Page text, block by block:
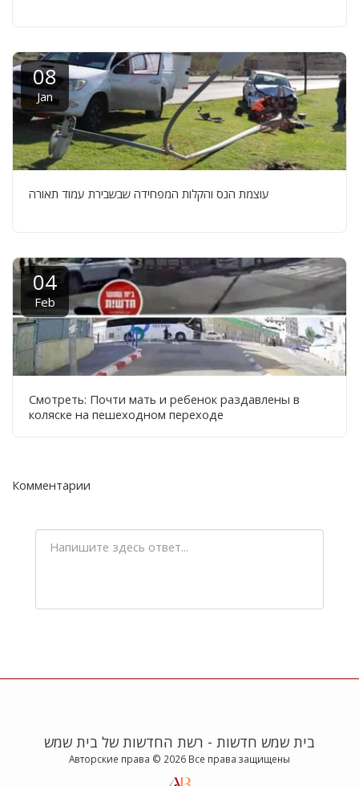
08
Jan
עוצמת הנס והקלות המפחידה שבשבירת עמוד תאורה
04
Feb
Смотреть: Почти мать и ребенок раздавлены в
коляске на пешеходном переходе
Комментарии
בית שמש חדשות - רשת החדשות של בית שמש
Авторские права © 2026 Все права защищены